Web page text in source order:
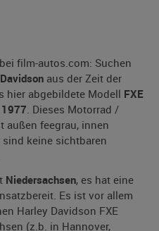
film-autos.com: Suchen
aus der Zeit der
hier abgebildete Modell FXE
1977. Dieses Motorrad /
außen feegrau, innen
keine sichtbaren
Niedersachsen, es hat eine
Es ist vor allem
Harley Davidson FXE
(z.b. in Hannover,